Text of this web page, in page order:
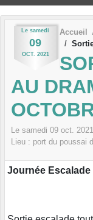
Le samedi
09
OCT. 2021
Accueil
AU
Le samedi 09 oct. 2021
Lieu : port du poussai
Journée Escalade